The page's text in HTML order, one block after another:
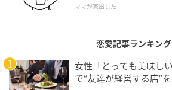
ママが家出した
恋愛記事ランキング
女性「とっても美味し
で“友達が経営する店”